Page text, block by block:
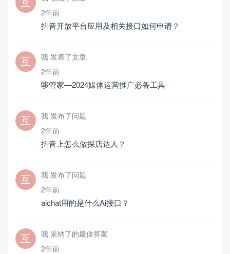
2年前
抖音开放平台应用及相关接口如何申请？
我 发表了文章
2年前
哆管家—2024媒体运营推广必备工具
我 发布了问题
2年前
抖音上怎么做探店达人？
我 发布了问题
2年前
aichat用的是什么Ai接口？
我 采纳了的最佳答案
2年前